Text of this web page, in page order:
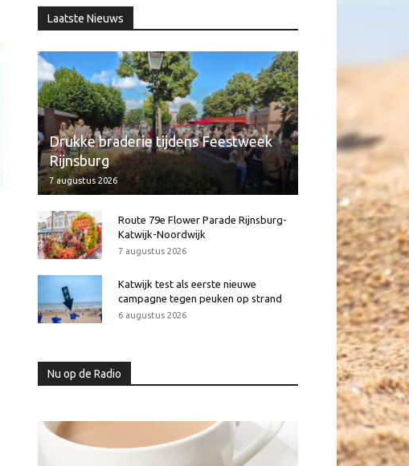
Laatste Nieuws
Drukke braderie tijdens Feestweek
Rijnsburg
7 augustus 2026
Route 79e Flower Parade Rijnsburg-
Katwijk-Noordwijk
7 augustus 2026
Katwijk test als eerste nieuwe
campagne tegen peuken op strand
6 augustus 2026
Nu op de Radio